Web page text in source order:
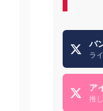
バ
ラ
ア
推